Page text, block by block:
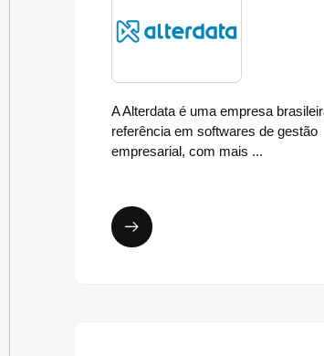
A Alterdata é uma empresa
referência em softwares de gestão
empresarial, com mais ...